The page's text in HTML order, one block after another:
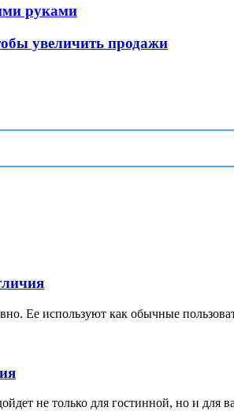
руками
увеличить продажи
Ее используют как обычные
не только для гостинной, но и для